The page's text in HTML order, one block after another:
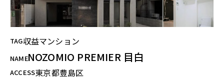
TAG収益マンション
NAMENOZOMIO PREMIER 目白
ACCESS東京都豊島区